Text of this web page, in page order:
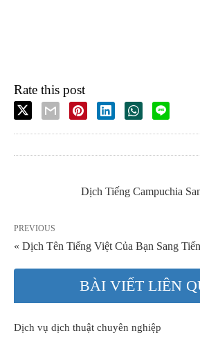
Rate this post
Dịch Tiếng Campuchia
PREVIOUS
« Dịch Tên Tiếng Việt Của Bạn Sang
BÀI VIẾT LIÊN
Dịch vụ dịch thuật chuyên nghiệp